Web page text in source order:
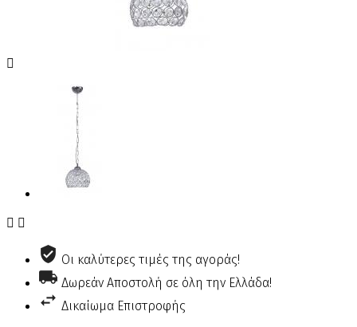

 
Οι καλύτερες τιμές της αγοράς!
Δωρεάν Αποστολή σε όλη την Ελλάδα!
Δικαίωμα Επιστροφής